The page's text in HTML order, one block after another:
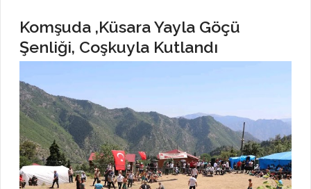
Sekreteri Murat Bilal Emin ve çok sayıda il müdürü de
katılım sağladı. Ardahanın Haberleri Ardahan Gazetesi
Komşuda ,Küsara Yayla Göçü
Şenliği, Coşkuyla Kutlandı